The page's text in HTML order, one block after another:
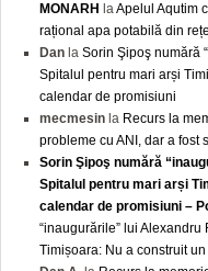
MONARH laApelul Aqutim
rațional apa potabilă din
Dan la Sorin Şipoş numără
Spitalul pentru mari arși
calendar de promisiuni
mecmesin la Recurs la
probleme cu ANI, dar a fost
Sorin Şipoş numără
Spitalul pentru mari arși
calendar de promisiuni –
“inaugurările” lui
Timișoara: Nu a construit